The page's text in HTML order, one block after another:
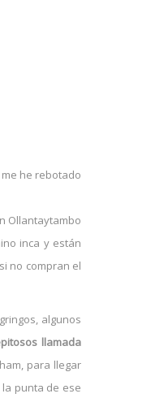
he rebotado
Ollantaytambo
inca y están
no compran el
algunos
llamada
para llegar
punta de ese